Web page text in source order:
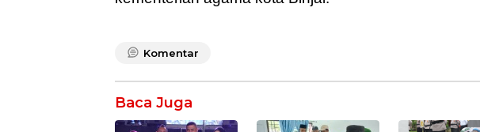
Komentar
Baca Juga